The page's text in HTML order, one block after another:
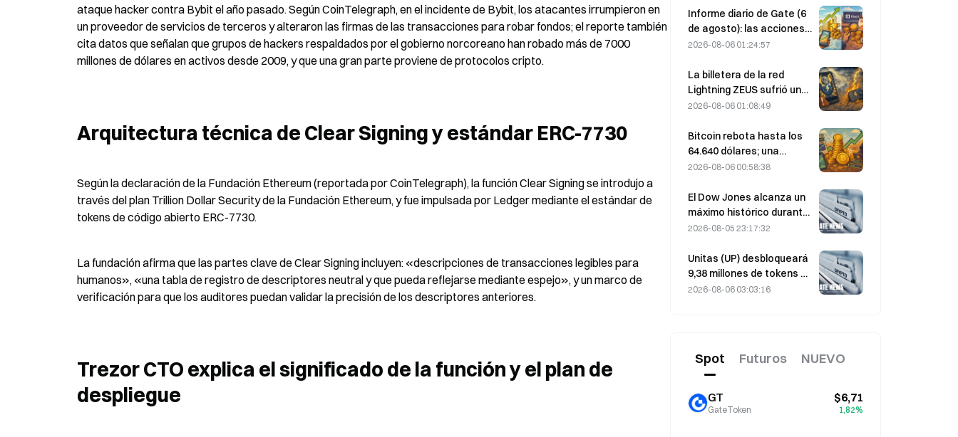
ataque hacker contra Bybit el año pasado. Según CoinTelegraph, en el incidente de Bybit, los atacantes irrumpieron en
un proveedor de servicios de terceros y alteraron las firmas de las transacciones para robar fondos; el reporte también
cita datos que señalan que grupos de hackers respaldados por el gobierno norcoreano han robado más de 7000
millones de dólares en activos desde 2009, y que una gran parte proviene de protocolos cripto.
Arquitectura técnica de Clear Signing y estándar ERC-7730
Según la declaración de la Fundación Ethereum (reportada por CoinTelegraph), la función Clear Signing se introdujo a
través del plan Trillion Dollar Security de la Fundación Ethereum, y fue impulsada por Ledger mediante el estándar de
tokens de código abierto ERC-7730.
La fundación afirma que las partes clave de Clear Signing incluyen: «descripciones de transacciones legibles para
humanos», «una tabla de registro de descriptores neutral y que pueda reflejarse mediante espejo», y un marco de
verificación para que los auditores puedan validar la precisión de los descriptores anteriores.
Trezor CTO explica el significado de la función y el plan de
despliegue
solo un 2 %.
Informe diario de Gate (6
de agosto): las acciones
preferentes STRC de
fuerza; Block eleva sus
previsiones de resultados
para todo 2026
2026-08-06 01:24:57
La billetera de la red
Lightning ZEUS sufrió un
ataque y está
servicio; el equipo oficial
afirma que los fondos de
los usuarios no se han
2026-08-06 01:08:49
Bitcoin rebota hasta los
64.640 dólares; una
vulnerabilidad de Coldcard
a máximos de tres meses
2026-08-06 00:58:38
El Dow Jones alcanza un
máximo histórico durante
la noche y extiende su
inversión en IA impulsa las
ganancias
2026-08-05 23:17:32
Unitas (UP) desbloqueará
9,38 millones de tokens el
13 de agosto, por valor de
2026-08-06 03:03:16
Spot Futuros NUEVO
GT
GateToken
$6,71
1,82%